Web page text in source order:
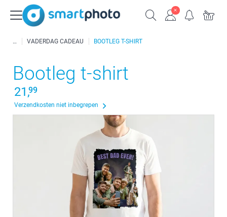
VADERDAG CADEAU BOOTLEG T-SHIRT
Bootleg t-shirt
21,99
Verzendkosten niet inbegrepen